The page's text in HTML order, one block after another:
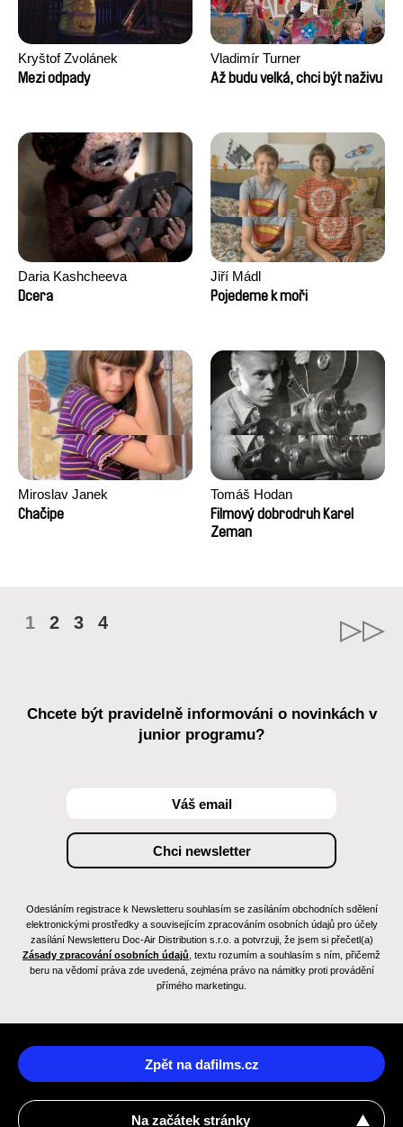
Kryštof Zvolánek
Mezi odpady
Vladimír Turner
Až budu velká, chci být naživu
Daria Kashcheeva
Dcera
Jiří Mádl
Pojedeme k moři
Miroslav Janek
Chačipe
Tomáš Hodan
Filmový dobrodruh Karel
Zeman
1 2 3 4
Chcete být pravidelně informováni o novinkách v
junior programu?
Odesláním registrace k Newsletteru souhlasím se zasíláním obchodních sdělení
elektronickými prostředky a souvisejícím zpracováním osobních údajů pro účely
zasílání Newsletteru Doc-Air Distribution s.r.o. a potvrzuji, že jsem si přečetl(a)
Zásady zpracování osobních údajů , textu rozumím a souhlasím s ním, přičemž
beru na vědomí práva zde uvedená, zejména právo na námitky proti provádění
přímého marketingu.
Zpět na dafilms.cz
Na začátek stránky